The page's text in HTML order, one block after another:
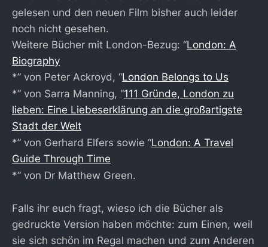
gelesen und den neuen Film bisher auch leider
noch nicht gesehen.
Weitere Bücher mit London-Bezug: “London: A
Biography
*” von Peter Ackroyd, “London Belongs to Us
*” von Sarra Manning, “111 Gründe, London zu
lieben: Eine Liebeserklärung an die großartigste
Stadt der Welt
*” von Gerhard Elfers sowie “London: A Travel
Guide Through Time
*” von Dr Matthew Green.
Falls ihr euch fragt, wieso ich die Bücher als
gedruckte Version haben möchte: zum Einen, weil
sie sich schön im Regal machen und zum Anderen